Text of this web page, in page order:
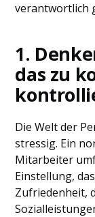
verantwortlich
1.
das zu
Die Welt der
stressig. Ein
Mitarbeiter
Einstellung,
Zufriedenheit,